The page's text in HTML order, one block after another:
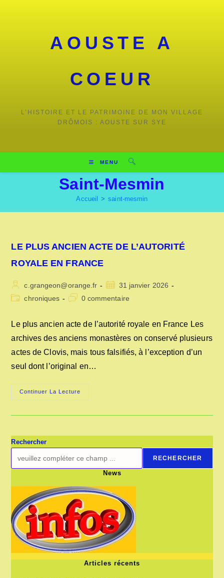
AOUSTE A
COEUR
L’HISTOIRE ET LE PATRIMOINE DE MON VILLAGE
DRÔMOIS : AOUSTE SUR SYE
MENU
Saint-Mesmin
Accueil > saint-mesmin
LE PLUS ANCIEN ACTE DE L’AUTORITÉ
ROYALE EN FRANCE
Auteur/autrice
de
c.grangeon@orange.fr
Publication
publiée :
31 janvier 2026
Postchroniques
Commentaires
publication :
0 commentaire
Le plus ancien acte de l’autorité royale en France Les
archives des anciens monastères on conservé plusieurs
actes de Clovis, mais tous falsifiés, à l’exception d’un
seul dont l’original en…
Continuer La Lecture
PLUS
ROYALE
FRANCE
Rechercher
RECHERCHER
News
Articles récents